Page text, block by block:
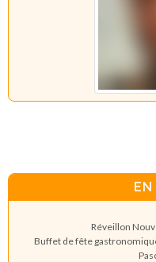
EN
Réveillon
Buffet de fête